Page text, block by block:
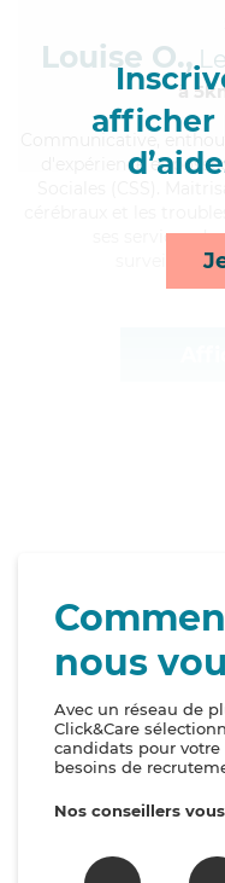
afficher
Louise O.,
à
,
d'expérience et
ses services
surveillance
nous
Avec un réseau de
Click&Care
candidats pour
besoins de
Nos conseillers